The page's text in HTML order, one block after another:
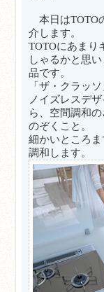
本日はTOTO
介します。
TOTOにあまり
しゃるかと思
品です。
「ザ・クラッ
ノイズレスデ
ら、空間調和
のぞくこと。
細かいところ
調和します。